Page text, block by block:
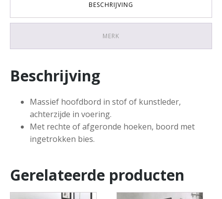
BESCHRIJVING
MERK
Beschrijving
Massief hoofdbord in stof of kunstleder,
achterzijde in voering.
Met rechte of afgeronde hoeken, boord met
ingetrokken bies.
Gerelateerde producten